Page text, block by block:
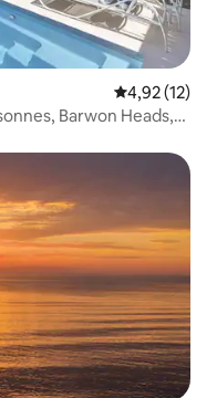
Évaluation
4,92 (12)
Barwon Heads,